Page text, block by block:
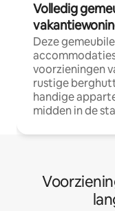
Volledig
Deze
voorzieningen
rustige
handige
midden in de